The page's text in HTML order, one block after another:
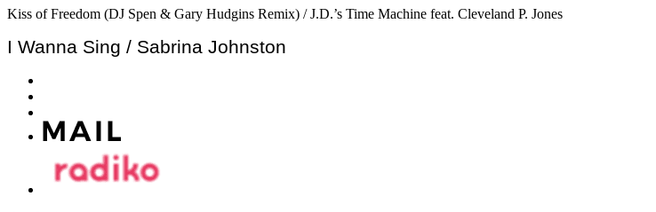
Kiss of Freedom (DJ Spen & Gary Hudgins Remix) / J.D.’s Time Machine feat. Cleveland P. Jones
I Wanna Sing / Sabrina Johnston